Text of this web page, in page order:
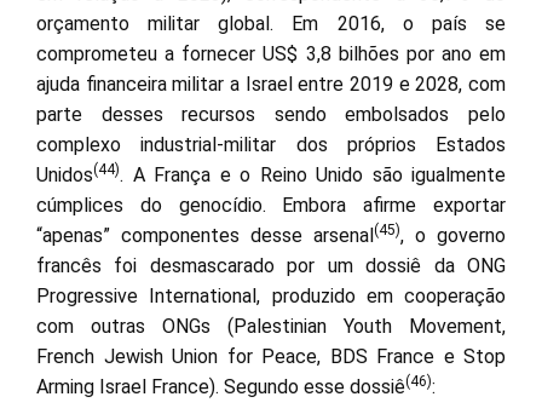
orçamento militar global. Em 2016, o país se
comprometeu a fornecer US$ 3,8 bilhões por ano em
ajuda financeira militar a Israel entre 2019 e 2028, com
parte desses recursos sendo embolsados pelo
complexo industrial-militar dos próprios Estados
Unidos(44). A França e o Reino Unido são igualmente
cúmplices do genocídio. Embora afirme exportar
“apenas” componentes desse arsenal(45), o governo
francês foi desmascarado por um dossiê da ONG
Progressive International, produzido em cooperação
com outras ONGs (Palestinian Youth Movement,
French Jewish Union for Peace, BDS France e Stop
Arming Israel France). Segundo esse dossiê(46):